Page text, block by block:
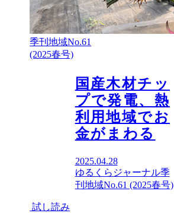
季刊地域No.61
(2025春号)
国産木材チッ
プで発電、熱
利用地域でお
金がまわる
2025.04.28
ゆるくらジャーナル季
刊地域No.61 (2025春号)
試し読み